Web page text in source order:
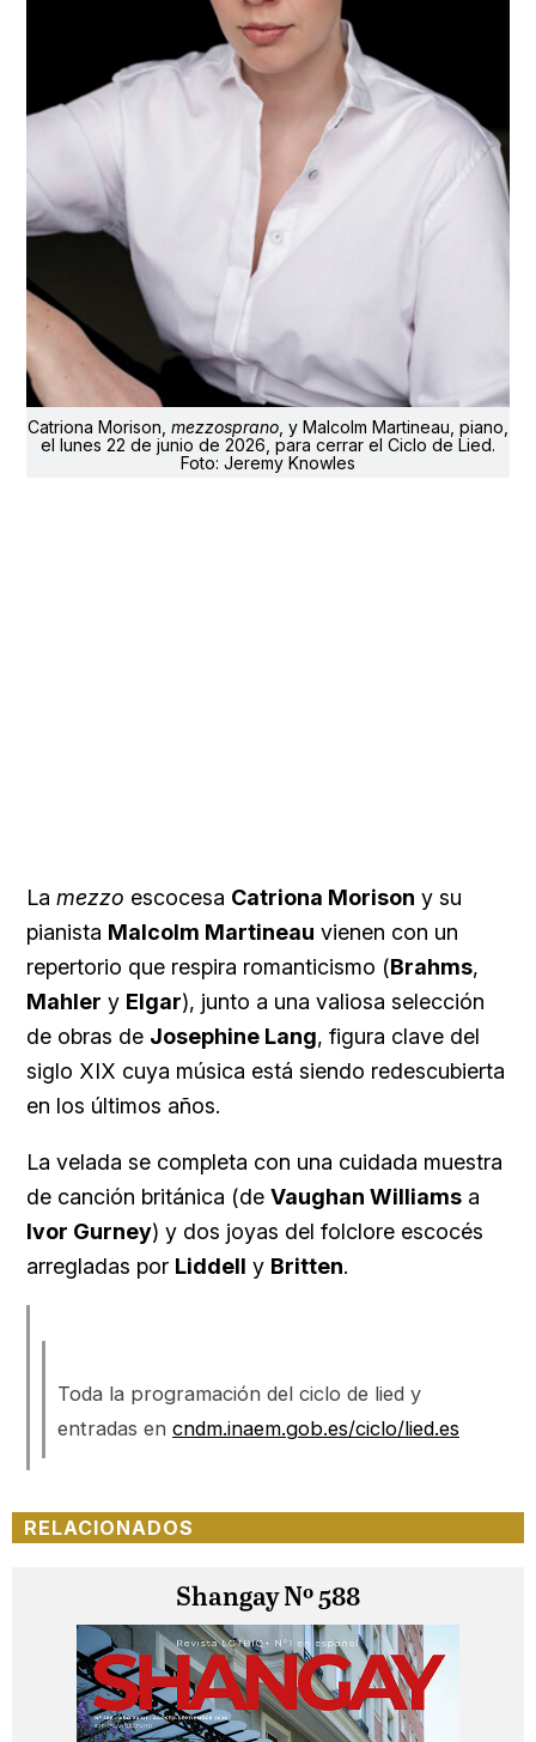
Catriona Morison, mezzosprano , y Malcolm Martineau, piano,
el lunes 22 de junio de 2026, para cerrar el Ciclo de Lied.
Foto: Jeremy Knowles
La mezzo escocesa Catriona Morison y su
pianista Malcolm Martineau vienen con un
repertorio que respira romanticismo (Brahms,
Mahler y Elgar), junto a una valiosa selección
de obras de Josephine Lang, figura clave del
siglo XIX cuya música está siendo redescubierta
en los últimos años.
La velada se completa con una cuidada muestra
de canción británica (de Vaughan Williams a
Ivor Gurney) y dos joyas del folclore escocés
arregladas por Liddell y Britten.
Toda la programación del ciclo de lied y
entradas en cndm.inaem.gob.es/ciclo/lied.es
RELACIONADOS
Shangay Nº 588